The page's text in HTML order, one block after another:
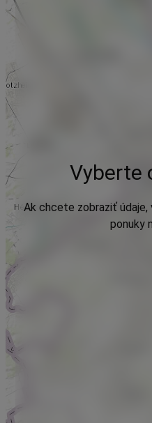
Vyberte
Ak chcete zobraziť
ponuky